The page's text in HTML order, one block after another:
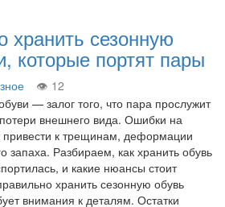
хранить сезонную
которые портят пары
12
— залог того, что пара прослужит
внешнего вида. Ошибки на
привести к трещинам, деформации
запаха. Разбираем, как хранить обувь
и какие нюансы стоит
хранить сезонную обувь
внимания к деталям. Остатки